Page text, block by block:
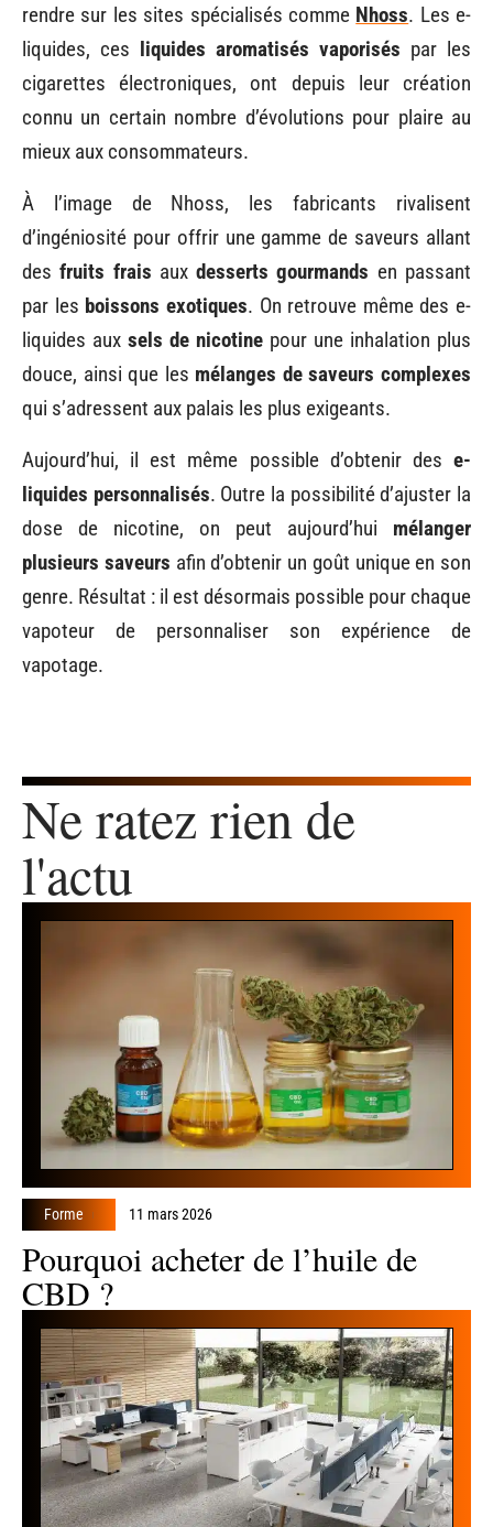
rendre sur les sites spécialisés comme Nhoss. Les e-
liquides, ces liquides aromatisés vaporisés par les
cigarettes électroniques, ont depuis leur création
connu un certain nombre d’évolutions pour plaire au
mieux aux consommateurs.
À l’image de Nhoss, les fabricants rivalisent
d’ingéniosité pour offrir une gamme de saveurs allant
desfruits frais auxdesserts gourmands en passant
par les boissons exotiques. On retrouve même des e-
liquides aux sels de nicotine pour une inhalation plus
douce, ainsi que les mélanges de saveurs complexes
qui s’adressent aux palais les plus exigeants.
Aujourd’hui, il est même possible d’obtenir des e-
liquides personnalisés. Outre la possibilité d’ajuster la
dose de nicotine, on peut aujourd’hui mélanger
plusieurs saveurs afin d’obtenir un goût unique en son
genre. Résultat : il est désormais possible pour chaque
vapoteur de personnaliser son expérience de
vapotage.
Ne ratez rien de
l'actu
Forme 11 mars 2026
Pourquoi acheter de l’huile de
CBD ?